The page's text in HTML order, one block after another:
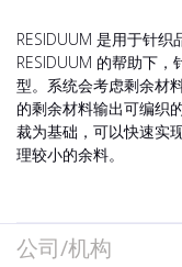
RESIDUUM 是用于针
RESIDUUM 的帮助下
型。系统会考虑剩余材
的剩余材料输出可编织
裁为基础，可以快速实
理较小的余料。
公司/机构